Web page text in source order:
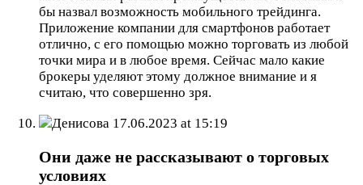
бы назвал возможность мобильного трейдинга.
Приложение компании для смартфонов работает
отлично, с его помощью можно торговать из любой
точки мира и в любое время. Сейчас мало какие
брокеры уделяют этому должное внимание и я
считаю, что совершенно зря.
Денисова 17.06.2023 at 15:19
Они даже не рассказывают о торговых
условиях